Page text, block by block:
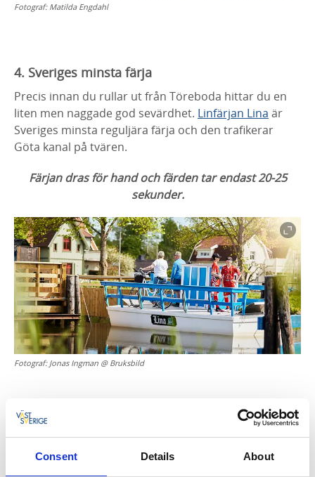
Consent Details About
Fotograf: Matilda Engdahl
4. Sveriges minsta färja
Precis innan du rullar ut från Töreboda hittar du en
liten men naggade god sevärdhet. Linfärjan Lina är
Sveriges minsta reguljära färja och den trafikerar
Göta kanal på tvären.
Färjan dras för hand och färden tar endast 20-25
sekunder.
Fotograf: Jonas Ingman @ Bruksbild
5. Lanthöjden – Göta kanals enda ö
Den snäva kurvan mellan Wassbacken och Tåtorp var